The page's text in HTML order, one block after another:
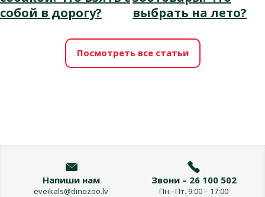
собой в дорогу?
выбрать на лето?
Посмотреть все статьи
Напиши нам
eveikals@dinozoo.lv
Звони – 26 100 502
Пн.–Пт. 9:00 – 17:00